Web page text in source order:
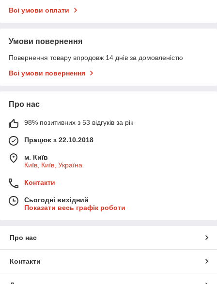
Всі умови оплати
Умови повернення
Повернення товару впродовж 14 днів за домовленістю
Всі умови повернення
Про нас
98% позитивних з 53 відгуків за рік
Працює з 22.10.2018
м. Київ
Київ, Київ, Україна
Контакти
Сьогодні вихідний
Показати весь графік роботи
Про нас
Контакти